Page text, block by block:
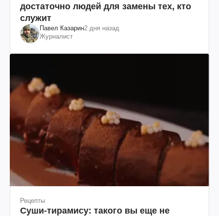
достаточно людей для замены тех, кто
служит
Павел Казарин2 дня назад
Журналист
Рецепты
Суши-тирамису: такого вы еще не